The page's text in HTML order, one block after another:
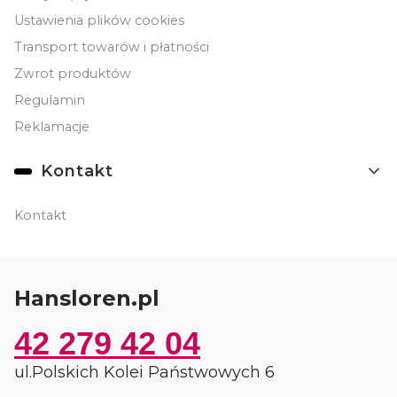
Ustawienia plików cookies
Transport towarów i płatności
Zwrot produktów
Regulamin
Reklamacje
Kontakt
Kontakt
Hansloren.pl
42 279 42 04
ul.Polskich Kolei Państwowych 6